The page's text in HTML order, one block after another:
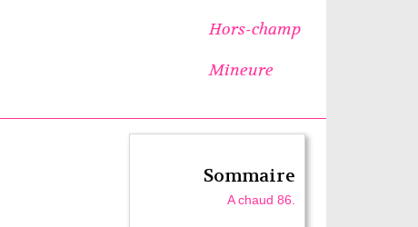
Hors-champ
Mineure
Sommaire
A chaud 86.